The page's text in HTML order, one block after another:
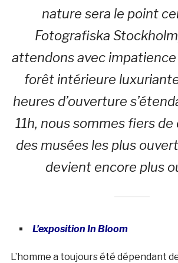
nature sera le point
Fotografiska
attendons avec impatience
forêt intérieure
heures d’ouverture
11h, nous sommes fiers de
des musées les plus
devient encore plus
L’exposition In Bloom
L’homme a toujours été dépendant